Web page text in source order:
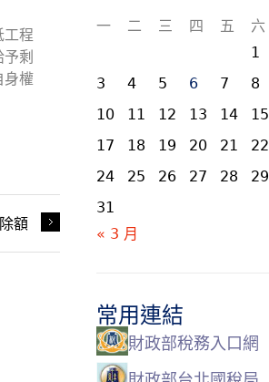
工程
剩
身權
額
一 二 三 四 五 六
1
3
4 5 6 7 8
10
11 12 13 14 15
17
18 19 20 21 22
24
25 26 27 28 29
31
« 3 月
常用連結
財政部稅務入口網